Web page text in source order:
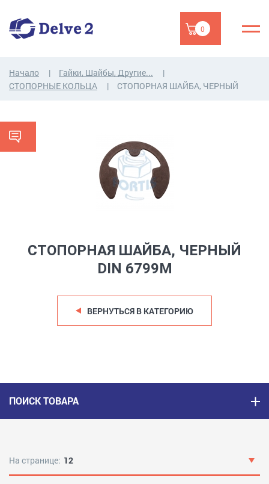
0
Начало
Гайки, Шайбы, Другие...
СТОПОРНЫЕ КОЛЬЦА
СТОПОРНАЯ ШАЙБА, ЧЕРНЫЙ
СТОПОРНАЯ ШАЙБА, ЧЕРНЫЙ
DIN 6799M
ВЕРНУТЬСЯ В КАТЕГОРИЮ
ПОИСК ТОВАРА
На странице: 12